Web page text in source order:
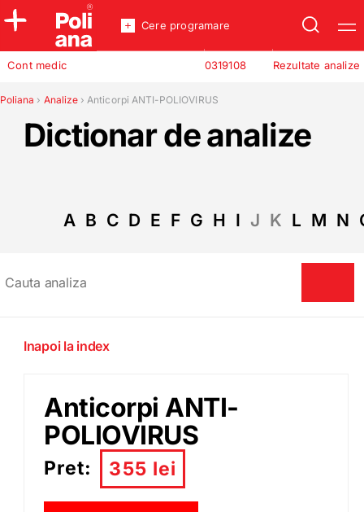
Policlinica
Incredere
Cont medic Rezultate analize
0319108
Cere programare
Poliana › Analize ›Anticorpi ANTI-POLIOVIRUS
Dictionar de analize
A B C D E F G H I J K L M N
Inapoi la index
Anticorpi ANTI-
POLIOVIRUS
Pret: 355 lei